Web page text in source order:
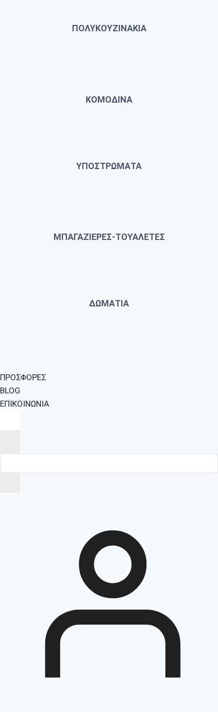
ΠΟΛΥΚΟΥΖΙΝΑΚΙΑ
ΚΟΜΟΔΙΝΑ
ΥΠΟΣΤΡΩΜΑΤΑ
ΜΠΑΓΑΖΙΕΡΕΣ-ΤΟΥΑΛΕΤΕΣ
ΔΩΜΑΤΙΑ
ΠΡΟΣΦΟΡΕΣ
BLOG
ΕΠΙΚΟΙΝΩΝΙΑ